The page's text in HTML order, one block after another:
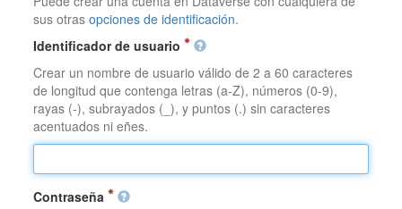
sus otrasopciones de identificación.
Identificador de usuario
Crear un nombre de usuario válido de 2 a 60 caracteres
de longitud que contenga letras (a-Z), números (0-9),
rayas (-), subrayados (_), y puntos (.) sin caracteres
acentuados ni eñes.
Contraseña